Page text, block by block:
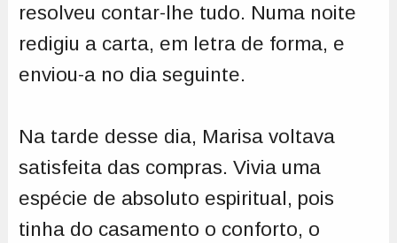
resolveu contar-lhe tudo. Numa noite
redigiu a carta, em letra de forma, e
enviou-a no dia seguinte.
Na tarde desse dia, Marisa voltava
satisfeita das compras. Vivia uma
espécie de absoluto espiritual, pois
tinha do casamento o conforto, o